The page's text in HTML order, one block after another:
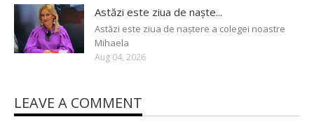
Astăzi este ziua de naște...
Astăzi este ziua de naștere a colegei noastre
Mihaela
Aug 04, 2026
LEAVE A COMMENT